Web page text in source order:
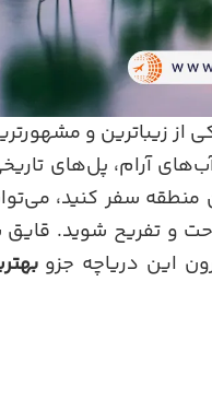
از زیباترین و
آب‌های آرام، پل‌های
سفر کنید،
و تفریح شوید. قایق
این دریاچه جزو